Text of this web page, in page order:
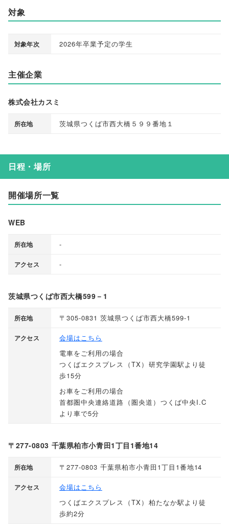
対象
対象年次 2026年卒業予定の学生
主催企業
株式会社カスミ
所在地 茨城県つくば市西大橋５９９番地１
日程・場所
開催場所一覧
WEB
所在地 -
アクセス -
茨城県つくば市西大橋599－1
所在地 〒305-0831 茨城県つくば市西大橋599-1
アクセス
会場はこちら
電車をご利用の場合
つくばエクスプレス
（TX ） 研究学園駅より徒
歩15分
お車をご利用の場合
首都圏中央連絡道路 （圏央道 ） つくば中央I.C
より車で5分
〒277-0803 千葉県柏市小青田1丁目1番地14
所在地 〒277-0803 千葉県柏市小青田1丁目1番地14
アクセス
会場はこちら
つくばエクスプレス
（TX ） 柏たなか駅より徒
歩約2分